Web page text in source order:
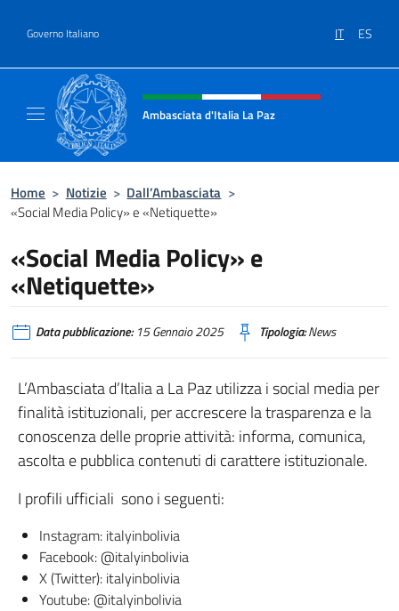
Governo Italiano IT ES
Intestazione sito, social e menù
Ambasciata d'Italia La Paz
Home > Notizie > Dall’Ambasciata >
«Social Media Policy» e «Netiquette»
«Social Media Policy» e
«Netiquette»
Data pubblicazione:15 Gennaio 2025 Tipologia:News
L’Ambasciata d’Italia a La Paz utilizza i social media per
finalità istituzionali, per accrescere la trasparenza e la
conoscenza delle proprie attività: informa, comunica,
ascolta e pubblica contenuti di carattere istituzionale.
I profili ufficiali sono i seguenti:
Instagram: italyinbolivia
Facebook: @italyinbolivia
X (Twitter): italyinbolivia
Youtube: @italyinbolivia